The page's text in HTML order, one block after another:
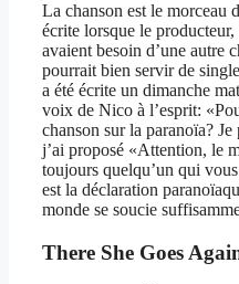
La chanson est le morceau
écrite lorsque le
avaient besoin d’une autre
pourrait bien servir de
a été écrite un dimanche
voix de Nico à l’esprit:
chanson sur la paranoïa?
j’ai proposé «Attention, le
toujours quelqu’un qui
est la déclaration
monde se soucie
There She Goes